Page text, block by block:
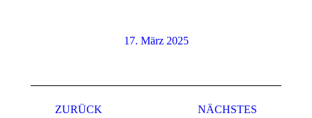
17. März 2025
ZURÜCK NÄCHSTES